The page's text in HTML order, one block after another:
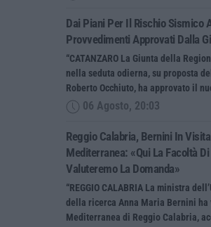
Dai Piani Per Il Rischio Sismico
Provvedimenti Approvati Dalla
“CATANZARO La Giunta della
nella seduta odierna, su proposta
Roberto Occhiuto, ha approvato il
06 Agosto, 20:03
Reggio Calabria, Bernini In
Mediterranea: «Qui La Facoltà
Valuteremo La Domanda»
“REGGIO CALABRIA La ministra
della ricerca Anna Maria Bernini
Mediterranea di Reggio Calabria,